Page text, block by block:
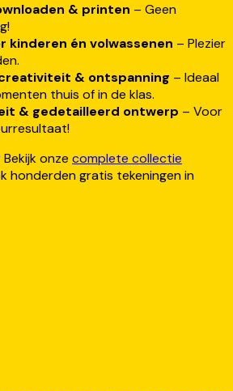
& printen – Geen
kinderen én volwassenen – Plezier
& ontspanning – Ideaal
thuis of in de klas.
& gedetailleerd ontwerp – Voor
onze complete collectie
honderden gratis tekeningen in